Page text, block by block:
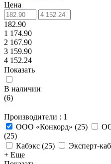
Цена
182.90
1 174.90
2 167.90
3 159.90
4 152.24
Показать
В наличии
(6)
Производители : 1
ООО «Конкорд» (25)
(25)
Кабэкс (25) Эксперт-
+ Еще